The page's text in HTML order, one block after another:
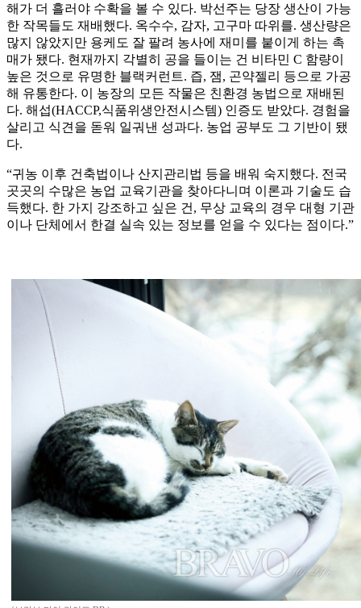
해가 더 흘러야 수확을 볼 수 있다. 박선주는 당장 생산이 가능
한 작목들도 재배했다. 옥수수, 감자, 고구마 따위를. 생산량은
많지 않았지만 용케도 잘 팔려 농사에 재미를 붙이게 하는 촉
매가 됐다. 현재까지 각별히 공을 들이는 건 비타민 C 함량이
높은 것으로 유명한 블랙커런트. 즙, 잼, 곤약젤리 등으로 가공
해 유통한다. 이 농장의 모든 작물은 친환경 농법으로 재배된
다. 해섭(HACCP,식품위생안전시스템) 인증도 받았다. 경험을
살리고 식견을 돋워 일궈낸 성과다. 농업 공부도 그 기반이 됐
다.
“귀농 이후 건축법이나 산지관리법 등을 배워 숙지했다. 전국
곳곳의 수많은 농업 교육기관을 찾아다니며 이론과 기술도 습
득했다. 한 가지 강조하고 싶은 건, 무상 교육의 경우 대형 기관
이나 단체에서 한결 실속 있는 정보를 얻을 수 있다는 점이다.”